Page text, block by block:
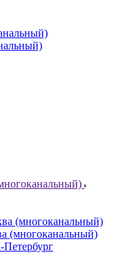
(многоканальный)
(многоканальный)
Петербург